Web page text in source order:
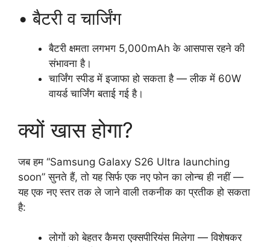
• बैटरी व चार्जिंग
बैटरी क्षमता लगभग 5,000mAh के आसपास रहने की
संभावना है।
चार्जिंग स्पीड में इजाफा हो सकता है — लीक में 60W
वायर्ड चार्जिंग बताई गई है।
क्यों खास होगा?
जब हम “Samsung Galaxy S26 Ultra launching
soon” सुनते हैं, तो यह सिर्फ एक नए फोन का लोन्च ही नहीं —
यह एक नए स्तर तक ले जाने वाली तकनीक का प्रतीक हो सकता
है:
लोगों को बेहतर कैमरा एक्सपीरियंस मिलेगा — विशेषकर